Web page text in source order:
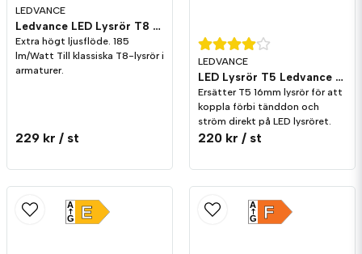
LEDVANCE
Ledvance LED Lysrör T8 EM PRO Ultra Output 150cm/840
Extra högt ljusflöde. 185
lm/Watt Till klassiska T8-lysrör i
armaturer.
229 kr / st
LEDVANCE
LED Lysrör T5 Ledvance AC Mains
Ersätter T5 16mm lysrör för att
koppla förbi tänddon och
ström direkt på LED lysröret.
220 kr / st
E
A
G F
A
G